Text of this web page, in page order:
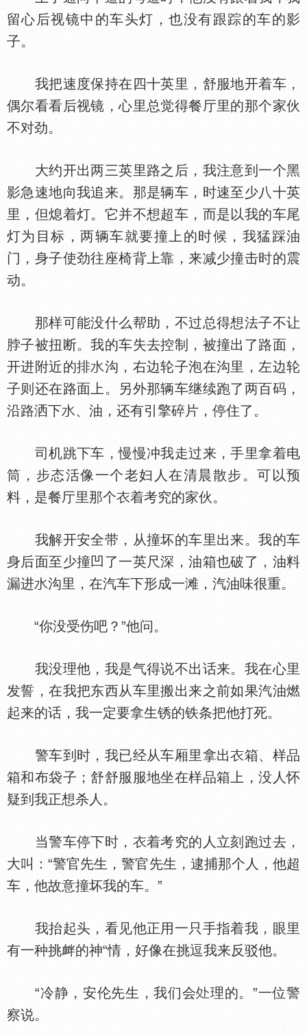
留心后视镜中的车头灯，也没有跟踪的车的影
子。
我把速度保持在四十英里，舒服地开着车，
偶尔看看后视镜，心里总觉得餐厅里的那个家伙
不对劲。
大约开出两三英里路之后，我注意到一个黑
影急速地向我追来。那是辆车，时速至少八十英
里，但熄着灯。它并不想超车，而是以我的车尾
灯为目标，两辆车就要撞上的时候，我猛踩油
门，身子使劲往座椅背上靠，来减少撞击时的震
动。
那样可能没什么帮助，不过总得想法子不让
脖子被扭断。我的车失去控制，被撞出了路面，
开进附近的排
沟，右边轮子泡在沟里，左边轮
子则还在路面上。另外那辆车继续跑了两百码，
沿路洒下
、油，还有引擎碎片，停住了。
司机跳下车，慢慢冲我走过来，手里拿着电
筒，步态活像一个老妇人在清晨散步。可以预
料，是餐厅里那个
着考究的家伙。
我解开安全带，从撞坏的车里出来。我的车
身后面至少撞凹了一英尺深，油箱也破了，油料
漏进
沟里，在汽车下形成一滩，汽油味很重。
“你没受伤吧？”他问。
我没理他，我是气得说不出话来。我在心里
发誓，在我把东西从车里搬出来之前如果汽油燃
起来的话，我一定要拿生锈的铁条把他打死。
警车到时，我已经从车厢里拿出
箱、样品
箱和布袋子；舒舒服服地坐在样品箱上，没人怀
疑到我正想杀人。
当警车停下时，
着考究的人立刻跑过去，
大叫：“警官先生，警官先生，逮捕那个人，他超
车，他故意撞坏我的车。”
我抬起头，看见他正用一只手指着我，眼里
有一种挑衅的神“情，好像在挑逗我来反驳他。
“冷静，安伦先生，我们会
理的。”一位警
察说。